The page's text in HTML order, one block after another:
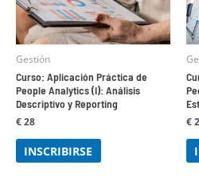
Gestión
Curso: Aplicación Práctica de
People Analytics (I): Análisis
Descriptivo y Reporting
€28
INSCRIBIRSE
€